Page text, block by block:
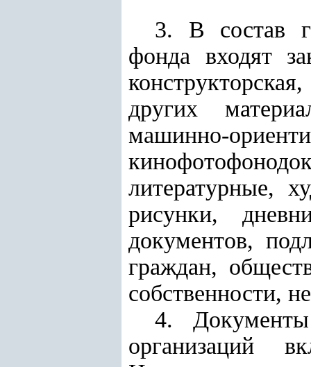
3. В состав
фонда входят
других
машинно-
литературные,
рисунки,
документов,
граждан,
собственности,
4. Документы
организаций